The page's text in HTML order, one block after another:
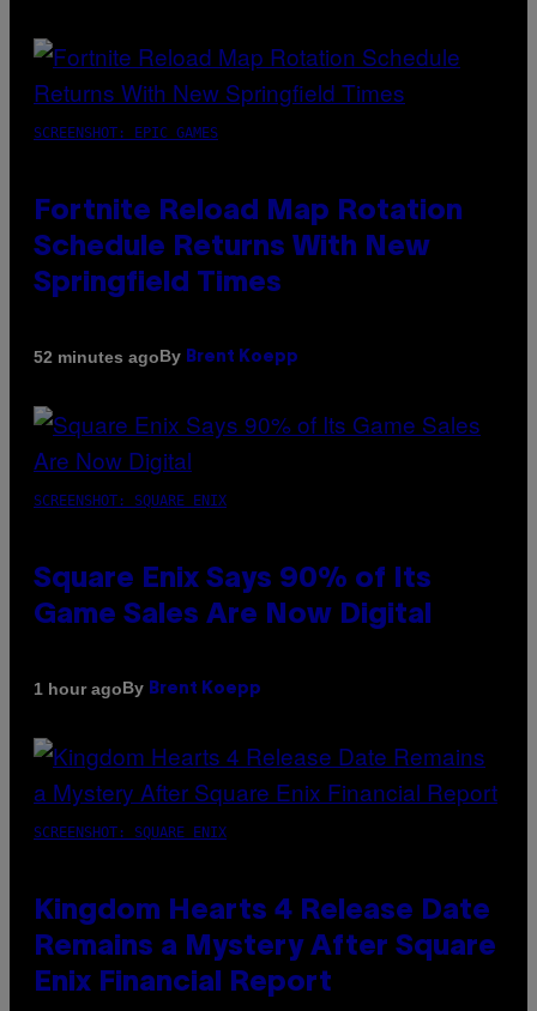
SCREENSHOT: EPIC GAMES
Fortnite Reload Map Rotation
Schedule Returns With New
Springfield Times
52 minutes agoBy Brent Koepp
SCREENSHOT: SQUARE ENIX
Square Enix Says 90% of Its
Game Sales Are Now Digital
1 hour agoBy Brent Koepp
SCREENSHOT: SQUARE ENIX
Kingdom Hearts 4 Release Date
Remains a Mystery After Square
Enix Financial Report